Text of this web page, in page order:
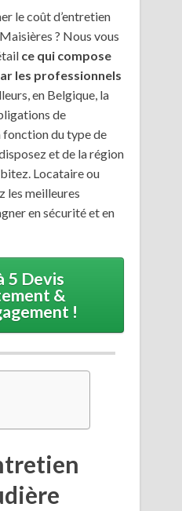
le coût d’entretien
? Nous vous
ce qui compose
les professionnels
en Belgique, la
de
fonction du type de
et de la région
Locataire ou
les meilleures
en sécurité et en
5 Devis
&
!